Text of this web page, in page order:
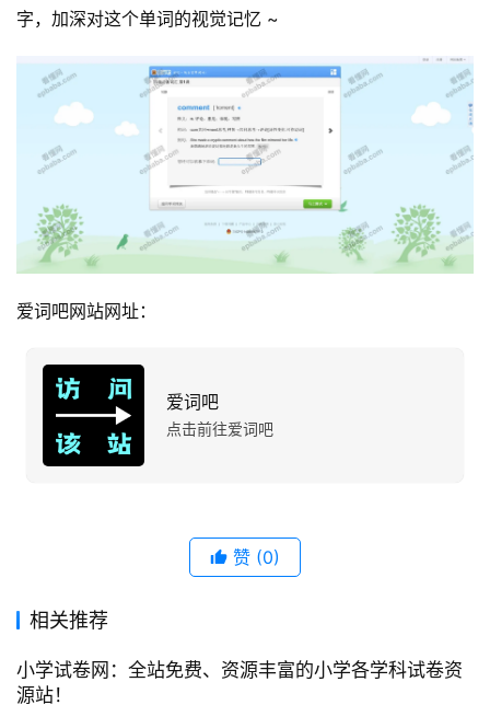
字，加深对这个单词的视觉记忆 ~
爱词吧网站网址：
爱词吧
点击前往爱词吧
赞 (0)
相关推荐
小学试卷网：全站免费、资源丰富的小学各学科试卷资
源站！